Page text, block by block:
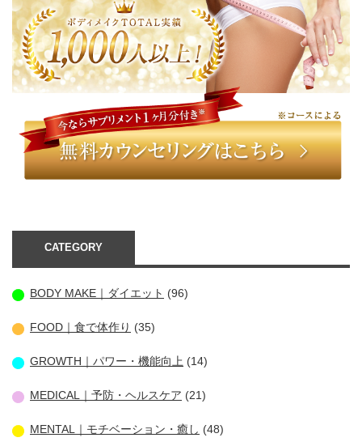
CATEGORY
BODY MAKE｜ダイエット (96)
FOOD｜食で体作り (35)
GROWTH｜パワー・機能向上 (14)
MEDICAL｜予防・ヘルスケア (21)
MENTAL｜モチベーション・癒し (48)